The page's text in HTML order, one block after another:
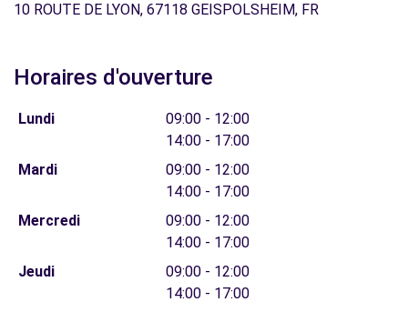
10 ROUTE DE LYON, 67118 GEISPOLSHEIM, FR
Horaires d'ouverture
Lundi
09:00 - 12:00
14:00 - 17:00
Mardi
09:00 - 12:00
14:00 - 17:00
Mercredi
09:00 - 12:00
14:00 - 17:00
Jeudi
09:00 - 12:00
14:00 - 17:00